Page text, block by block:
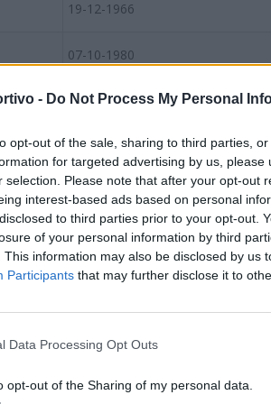
- Do Not Process My Personal
opt-out of the sale, sharing to third parties,
for targeted advertising by us,
selection. Please note that after your opt-out
interest-based ads based on personal
to third parties prior to your opt-out.
of your personal information by third
This information may also be disclosed by us
Participants that may further disclose it to
Data Processing Opt Outs
opt-out of the Sharing of my personal data.
19-12-1966
07-10-1980
20-05-1996
04-11-1989
27-05-1984
25-02-2000
27-09-1995